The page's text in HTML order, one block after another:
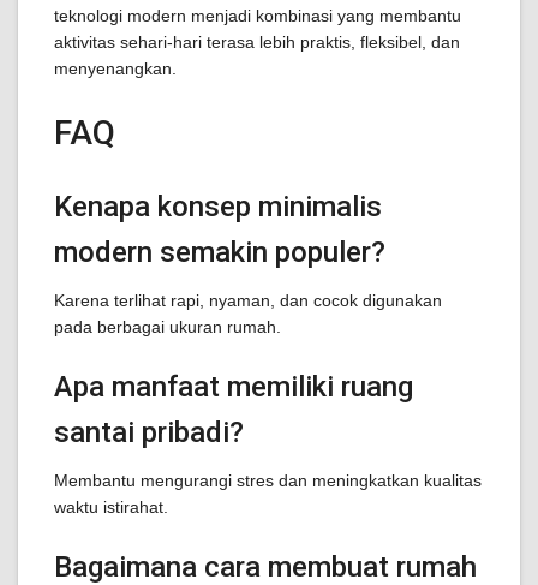
teknologi modern menjadi kombinasi yang membantu
aktivitas sehari-hari terasa lebih praktis, fleksibel, dan
menyenangkan.
FAQ
Kenapa konsep minimalis
modern semakin populer?
Karena terlihat rapi, nyaman, dan cocok digunakan
pada berbagai ukuran rumah.
Apa manfaat memiliki ruang
santai pribadi?
Membantu mengurangi stres dan meningkatkan kualitas
waktu istirahat.
Bagaimana cara membuat rumah